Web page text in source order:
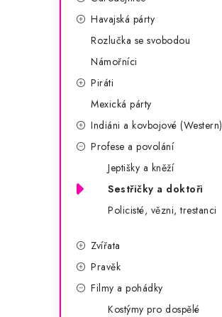
Havajská párty
Rozlučka se svobodou
Námořníci
Piráti
Mexická párty
Indiáni a kovbojové (Western)
Profese a povolání
Jeptišky a kněží
Sestřičky a doktoři
Policisté, vězni, trestanci
Zvířata
Pravěk
Filmy a pohádky
Kostýmy pro dospělé